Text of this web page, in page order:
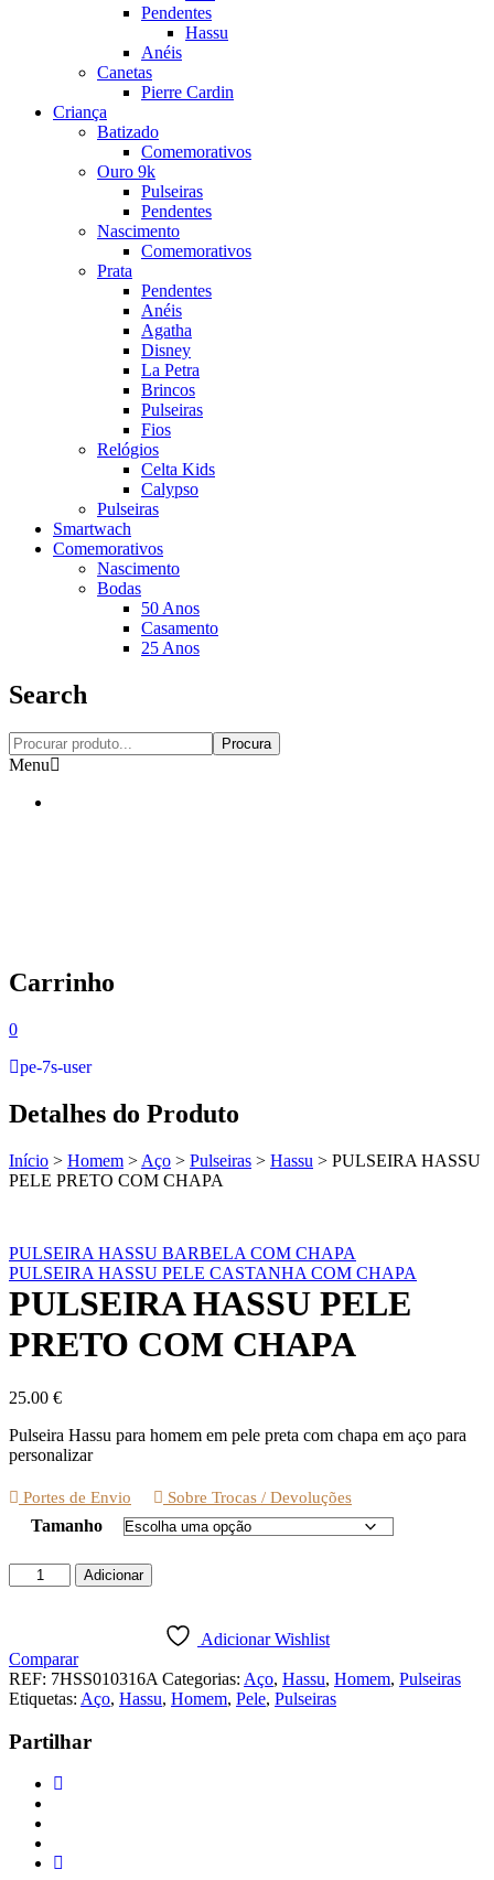
Pendentes
Hassu
Anéis
Canetas
Pierre Cardin
Criança
Batizado
Comemorativos
Ouro 9k
Pulseiras
Pendentes
Nascimento
Comemorativos
Prata
Pendentes
Anéis
Agatha
Disney
La Petra
Brincos
Pulseiras
Fios
Relógios
Celta Kids
Calypso
Pulseiras
Smartwach
Comemorativos
Nascimento
Bodas
50 Anos
Casamento
25 Anos
Search
Procura
Menu
Carrinho
0
pe-7s-user
Detalhes do Produto
Início > Homem > Aço > Pulseiras > Hassu > PULSEIRA HASSU
PELE PRETO COM CHAPA
PULSEIRA HASSU BARBELA COM CHAPA
PULSEIRA HASSU PELE CASTANHA COM CHAPA
PULSEIRA HASSU PELE
PRETO COM CHAPA
25.00 €
Pulseira Hassu para homem em pele preta com chapa em aço para
personalizar
Portes de Envio Sobre Trocas / Devoluções
Tamanho
Quantidade
de
PELE
PRETO
COM
CHAPA
Adicionar
Adicionar Wishlist
Comparar
REF: 7HSS010316A Categorias: Aço, Hassu, Homem, Pulseiras
Etiquetas: Aço, Hassu, Homem, Pele, Pulseiras
Partilhar